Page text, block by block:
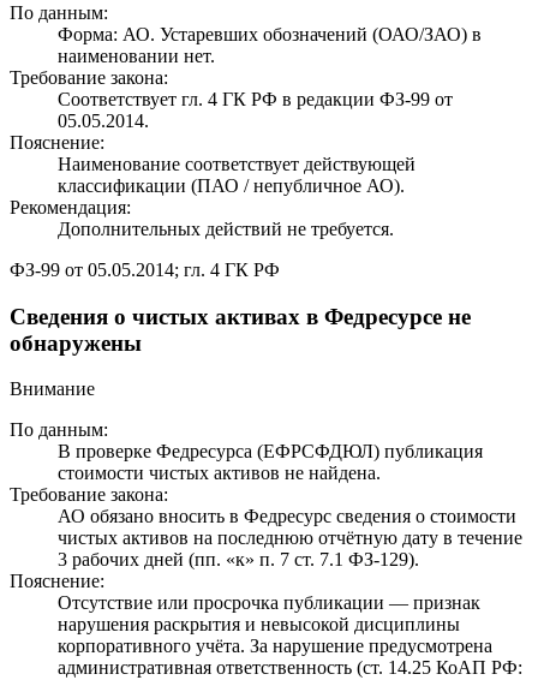
По данным:
Форма: АО. Устаревших обозначений (ОАО/ЗАО) в
наименовании нет.
Требование закона:
Соответствует гл. 4 ГК РФ в редакции ФЗ-99 от
05.05.2014.
Пояснение:
Наименование соответствует действующей
классификации (ПАО / непубличное АО).
Рекомендация:
Дополнительных действий не требуется.
ФЗ-99 от 05.05.2014; гл. 4 ГК РФ
Сведения о чистых активах в Федресурсе не
обнаружены
Внимание
По данным:
В проверке Федресурса (ЕФРСФДЮЛ) публикация
стоимости чистых активов не найдена.
Требование закона:
АО обязано вносить в Федресурс сведения о стоимости
чистых активов на последнюю отчётную дату в течение
3 рабочих дней (пп. «к» п. 7 ст. 7.1 ФЗ-129).
Пояснение:
Отсутствие или просрочка публикации — признак
нарушения раскрытия и невысокой дисциплины
корпоративного учёта. За нарушение предусмотрена
административная ответственность (ст. 14.25 КоАП РФ: